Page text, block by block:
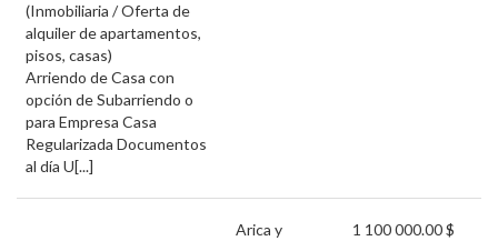
(Inmobiliaria / Oferta de
alquiler de apartamentos,
pisos, casas)
Arriendo de Casa con
opción de Subarriendo o
para Empresa Casa
Regularizada Documentos
al día U[...]
Arica y
1 100 000.00 $